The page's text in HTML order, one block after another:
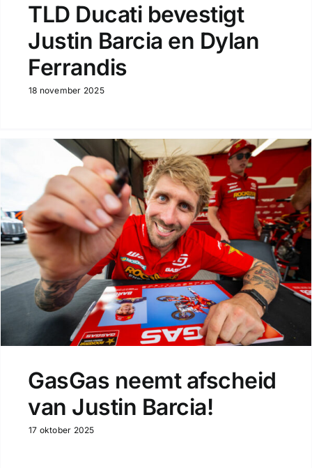
TLD Ducati bevestigt
Justin Barcia en Dylan
Ferrandis
18 november 2025
GasGas neemt afscheid
van Justin Barcia!
17 oktober 2025